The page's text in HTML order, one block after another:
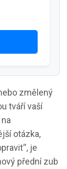
změlený
tváří vaší
otázka,
je
přední zub